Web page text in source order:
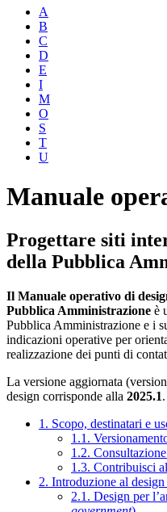
A
B
C
D
E
I
M
O
S
T
U
Manuale
Progettare siti
della Pubblica
Il Manuale operativo di
Pubblica Amministrazione è
Pubblica Amministrazione e i
indicazioni operative per
realizzazione dei punti di
La versione aggiornata
design corrisponde alla 2025.1.
1. Scopo, destinatari e
1.1.
1.2.
1.3. Contribuisci
2. Introduzione al
2.1. Design per